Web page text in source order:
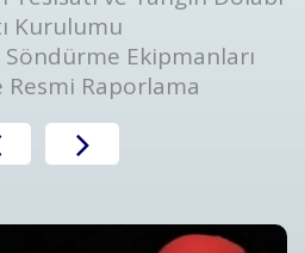
Kurulumu
Söndürme Ekipmanları
Raporlama